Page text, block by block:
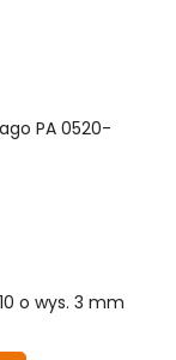
PA 0520-
o wys. 3 mm